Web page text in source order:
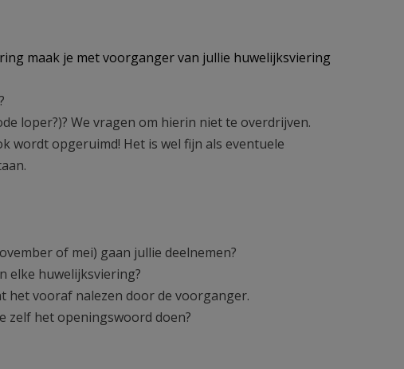
maak je met voorganger van jullie huwelijksviering
loper?)? We vragen om hierin niet te overdrijven.
wordt opgeruimd! Het is wel fijn als eventuele
of mei) gaan jullie deelnemen?
elke huwelijksviering?
het vooraf nalezen door de voorganger.
zelf het openingswoord doen?